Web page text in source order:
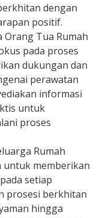
dengan
positif.
Orang Tua Rumah
pada proses
dukungan dan
perawatan
informasi
untuk
proses
Rumah
untuk memberikan
setiap
prosesi berkhitan
hingga